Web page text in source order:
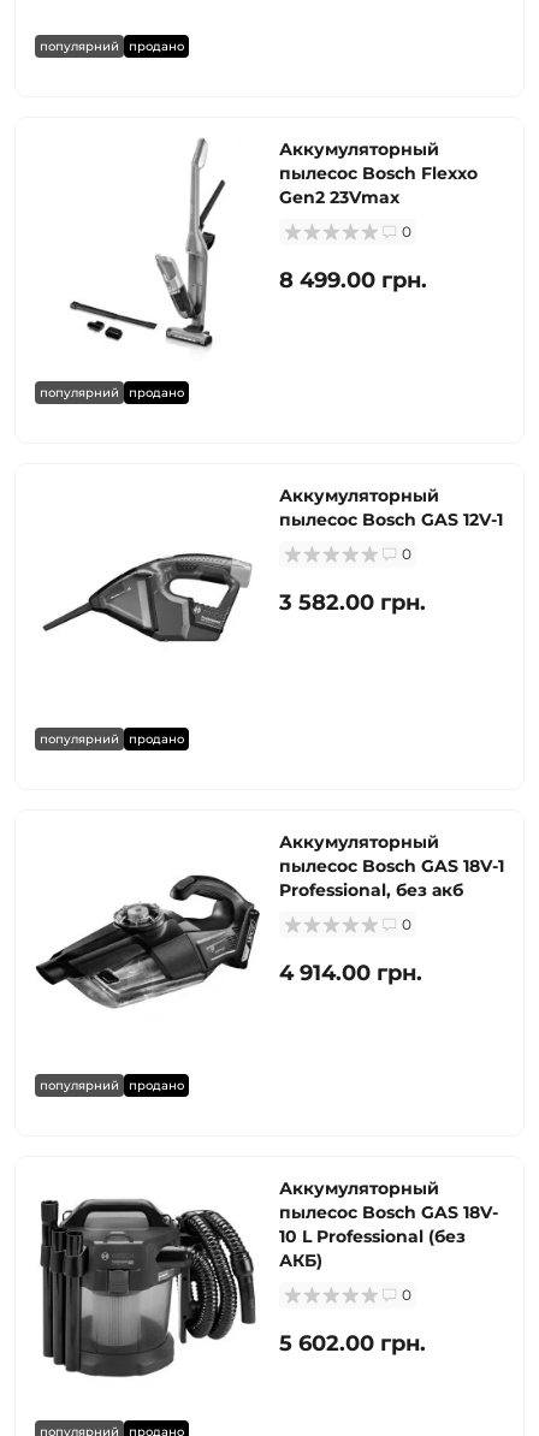
популярний продано
популярний продано
Аккумуляторный
пылесос Bosch Flexxo
Gen2 23Vmax
0
8 499.00 грн.
популярний продано
Аккумуляторный
пылесос Bosch GAS 12V-1
0
3 582.00 грн.
популярний продано
Аккумуляторный
пылесос Bosch GAS 18V-1
Professional, без акб
0
4 914.00 грн.
популярний продано
Аккумуляторный
пылесос Bosch GAS 18V-
10 L Professional (без
АКБ)
0
5 602.00 грн.